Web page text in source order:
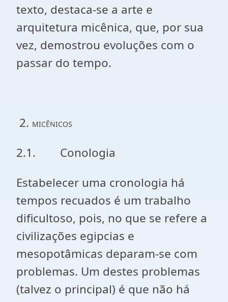
texto, destaca-se a arte e
arquitetura micênica, que, por sua
vez, demostrou evoluções com o
passar do tempo.
2. MICÊNICOS
2.1. Conologia
Estabelecer uma cronologia há
tempos recuados é um trabalho
dificultoso, pois, no que se refere a
civilizações egipcias e
mesopotâmicas deparam-se com
problemas. Um destes problemas
(talvez o principal) é que não há